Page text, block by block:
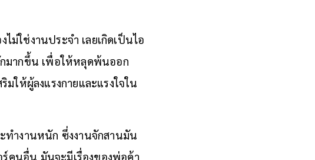
ใช่งานประจำ เลยเกิดเป็นไอ
มากขึ้น เพื่อให้หลุดพ้นออก
ให้ผู้ลงแรงกายและแรงใจใน
ทำงานหนัก ซึ่งงานจักสานมัน
ร์คนอื่น มันจะมีเรื่องของพ่อค้า